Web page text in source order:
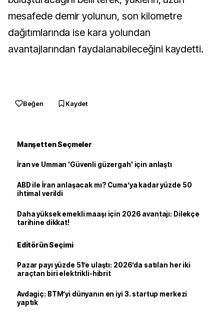
mesafede demir yolunun, son kilometre
dağıtımlarında ise kara yolundan
avantajlarından faydalanabileceğini kaydetti.
Beğen Kaydet
Manşetten Seçmeler
İran ve Umman 'Güvenli güzergah' için anlaştı
ABD ile İran anlaşacak mı? Cuma’ya kadar yüzde 50
ihtimal verildi
Daha yüksek emekli maaşı için 2026 avantajı: Dilekçe
tarihine dikkat!
Editörün Seçimi
Pazar payı yüzde 51’e ulaştı: 2026’da satılan her iki
araçtan biri elektrikli-hibrit
Avdagiç: BTM’yi dünyanın en iyi 3. startup merkezi
yaptık